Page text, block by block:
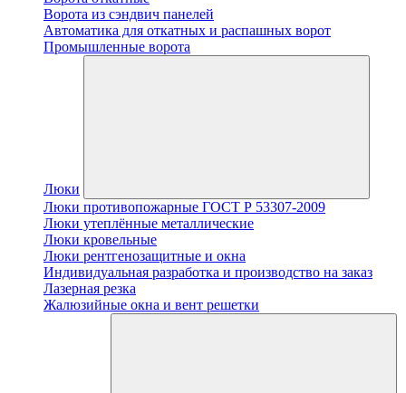
Ворота из сэндвич панелей
Автоматика для откатных и распашных ворот
Промышленные ворота
Люки
Люки противопожарные ГОСТ Р 53307-2009
Люки утеплённые металлические
Люки кровельные
Люки рентгенозащитные и окна
Индивидуальная разработка и производство на заказ
Лазерная резка
Жалюзийные окна и вент решетки